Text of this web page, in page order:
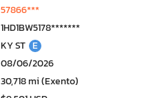
57866***
1HD1BW5178*******
KY ST E
08/06/2026
30,718 mi (Exento)